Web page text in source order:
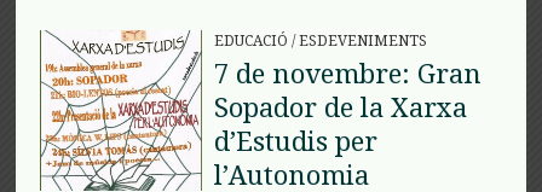
EDUCACIÓ /ESDEVENIMENTS
7 de novembre: Gran
Sopador de la Xarxa
d’Estudis per
l’Autonomia